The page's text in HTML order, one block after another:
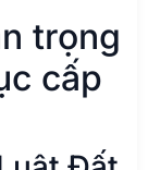
trọng
cấp